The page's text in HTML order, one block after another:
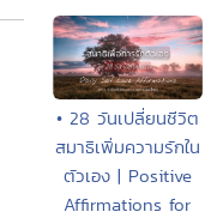
• 28 วันเปลี่ยนชีวิต
สมาธิเพิ่มความรักใน
ตัวเอง | Positive
Affirmations for